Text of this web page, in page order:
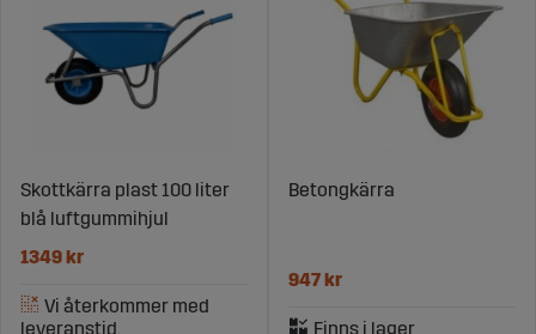
Skottkärra plast 100 liter
blå luftgummihjul
1349 kr
Betongkärra
947 kr